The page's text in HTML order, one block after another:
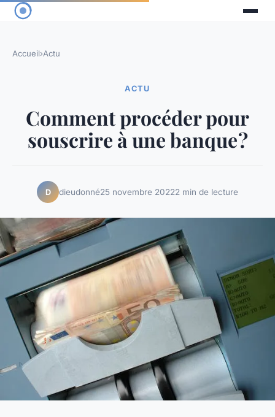
Accueil›Actu
ACTU
Comment procéder pour
souscrire à une banque ?
D dieudonné25 novembre 20222 min de lecture